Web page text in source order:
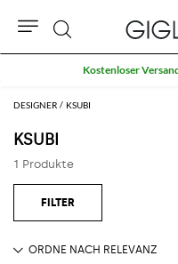
DESIGNER KSUBI
KSUBI
1 Produkte
Suche
Kostenloser